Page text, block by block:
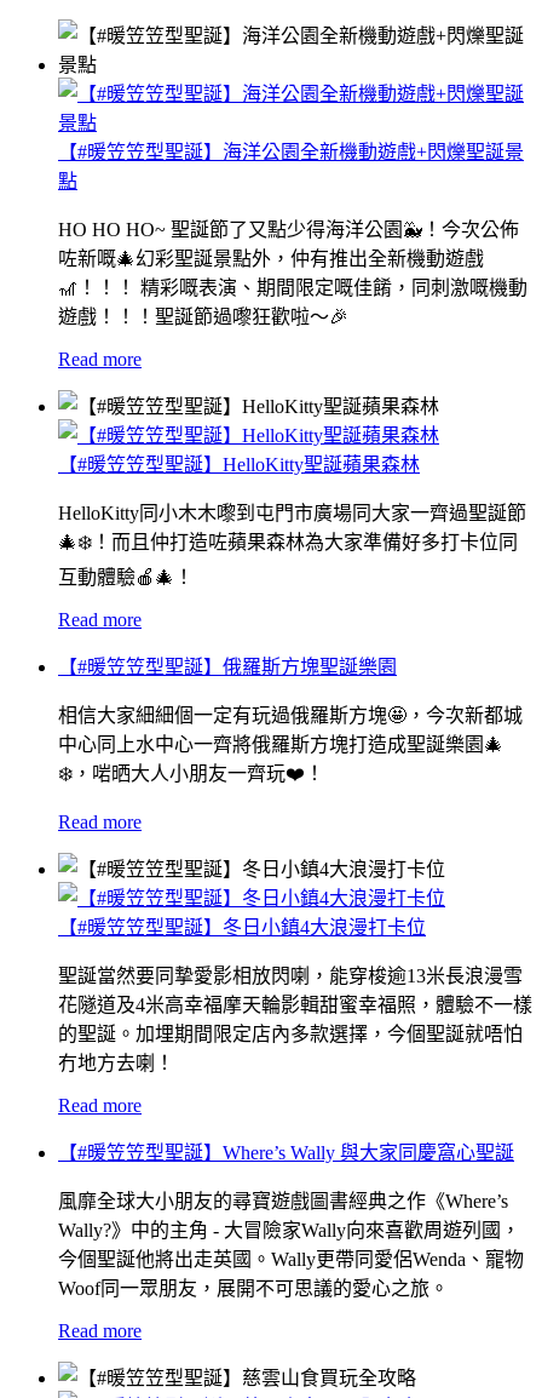
【#暖笠笠型聖誕】海洋公園全新機動遊戲+閃爍聖誕景
點
HO HO HO~ 聖誕節了又點少得海洋公園🐳！今次公佈
咗新嘅🎄幻彩聖誕景點外，仲有推出全新機動遊戲
🎢！！！ 精彩嘅表演、期間限定嘅佳餚，同刺激嘅機動
遊戲！！！聖誕節過嚟狂歡啦～🎉
Read more
【#暖笠笠型聖誕】HelloKitty聖誕蘋果森林
HelloKitty同小木木嚟到屯門市廣場同大家一齊過聖誕節
🎄❄️！而且仲打造咗蘋果森林為大家準備好多打卡位同
互動體驗🍎🎄！
Read more
【#暖笠笠型聖誕】俄羅斯方塊聖誕樂園
相信大家細細個一定有玩過俄羅斯方塊🤩，今次新都城
中心同上水中心一齊將俄羅斯方塊打造成聖誕樂園🎄
❄️，啱晒大人小朋友一齊玩❤️！
Read more
【#暖笠笠型聖誕】冬日小鎮4大浪漫打卡位
聖誕當然要同摯愛影相放閃喇，能穿梭逾13米長浪漫雪
花隧道及4米高幸福摩天輪影輯甜蜜幸福照，體驗不一樣
的聖誕。加埋期間限定店內多款選擇，今個聖誕就唔怕
冇地方去喇！
Read more
【#暖笠笠型聖誕】Where’s Wally 與大家同慶窩心聖誕
風靡全球大小朋友的尋寶遊戲圖書經典之作《Where’s
Wally?》中的主角 - 大冒險家Wally向來喜歡周遊列國，
今個聖誕他將出走英國。Wally更帶同愛侶Wenda、寵物
Woof同一眾朋友，展開不可思議的愛心之旅。
Read more